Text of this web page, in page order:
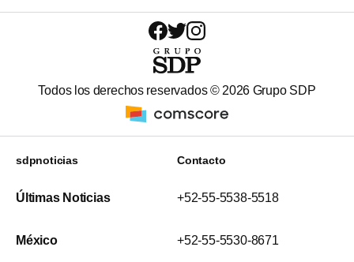
Todos los derechos reservados © 2026 Grupo SDP
sdpnoticias
Últimas Noticias
México
Contacto
+52-55-5538-5518
+52-55-5530-8671